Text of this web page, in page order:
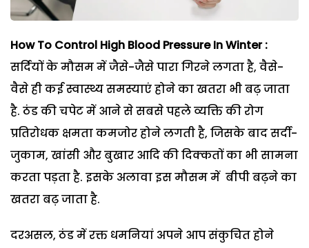
How To Control High Blood Pressure In Winter :
सर्दियों के मौसम में जैसे-जैसे पारा गिरने लगता है, वैसे-
वैसे ही कई स्वास्थ्य समस्याएं होने का खतरा भी बढ़ जाता
है. ठंड की चपेट में आने से सबसे पहले व्यक्ति की रोग
प्रतिरोधक क्षमता कमजोर होने लगती है, जिसके बाद सर्दी-
जुकाम, खांसी और बुखार आदि की दिक्कतों का भी सामना
करता पड़ता है. इसके अलावा इस मौसम में बीपी बढ़ने का
खतरा बढ़ जाता है.
दरअसल, ठंड में रक्त धमनियां अपने आप संकुचित होने